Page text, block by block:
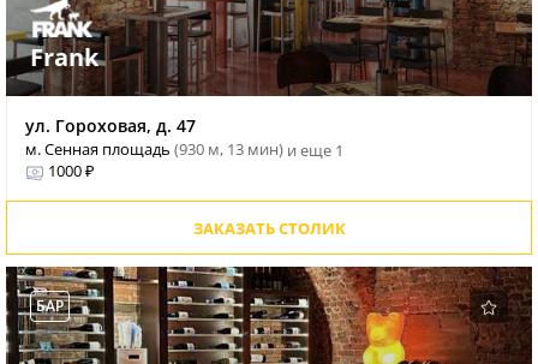
Frank
ул. Гороховая, д. 47
м. Сенная площадь (930 м, 13 мин) и еще 1
1000 ₽
ЗАКАЗАТЬ СТОЛИК
БАР